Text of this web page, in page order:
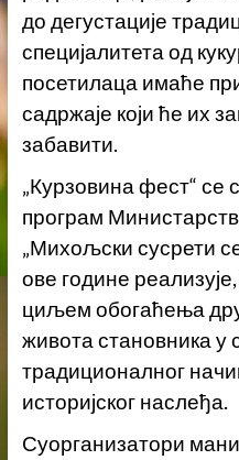
до дегустације
специјалитета од
посетилаца имаће
садржаје који ће их
забавити.
„Курзовина фест“ се
програм
„Михољски сусрети
ове године реализује,
циљем обогаћења
живота становника у
традиционалног
историјског наслеђа.
Суорганизатори